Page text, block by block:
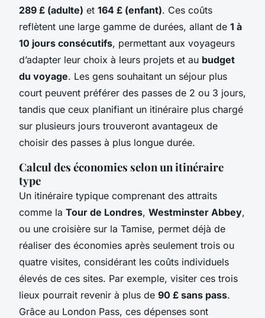
289 £ (adulte) et 164 £ (enfant). Ces coûts
reflètent une large gamme de durées, allant de 1 à
10 jours consécutifs, permettant aux voyageurs
d’adapter leur choix à leurs projets et au budget
du voyage. Les gens souhaitant un séjour plus
court peuvent préférer des passes de 2 ou 3 jours,
tandis que ceux planifiant un itinéraire plus chargé
sur plusieurs jours trouveront avantageux de
choisir des passes à plus longue durée.
Calcul des économies selon un itinéraire
type
Un itinéraire typique comprenant des attraits
comme la Tour de Londres, Westminster Abbey,
ou une croisière sur la Tamise, permet déjà de
réaliser des économies après seulement trois ou
quatre visites, considérant les coûts individuels
élevés de ces sites. Par exemple, visiter ces trois
lieux pourrait revenir à plus de 90 £ sans pass.
Grâce au London Pass, ces dépenses sont